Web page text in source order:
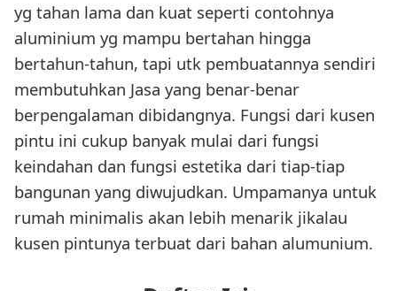
yg tahan lama dan kuat seperti contohnya
aluminium yg mampu bertahan hingga
bertahun-tahun, tapi utk pembuatannya sendiri
membutuhkan Jasa yang benar-benar
berpengalaman dibidangnya. Fungsi dari kusen
pintu ini cukup banyak mulai dari fungsi
keindahan dan fungsi estetika dari tiap-tiap
bangunan yang diwujudkan. Umpamanya untuk
rumah minimalis akan lebih menarik jikalau
kusen pintunya terbuat dari bahan alumunium.